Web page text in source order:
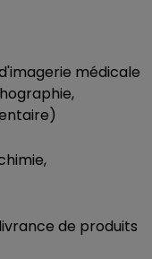
médicale
de produits